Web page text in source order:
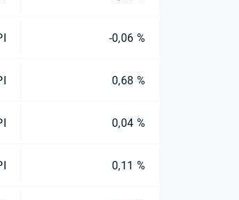
-0,06 %
0,68 %
0,04 %
0,11 %